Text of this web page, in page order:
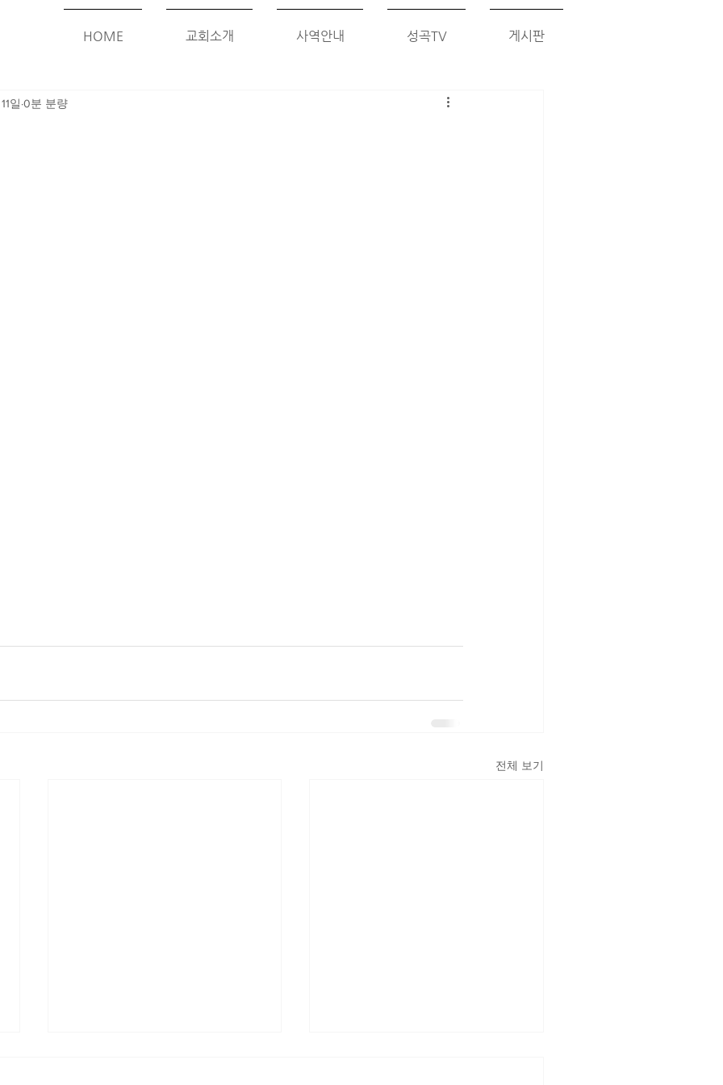
HOME 교회소개 사역안내 성곡TV 게시판
일 0분 분량
전체 보기